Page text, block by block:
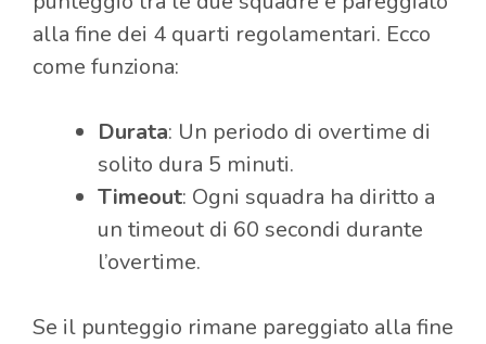
alla fine dei 4 quarti regolamentari. Ecco
come funziona:
Durata: Un periodo di overtime di
solito dura 5 minuti.
Timeout: Ogni squadra ha diritto a
un timeout di 60 secondi durante
l’overtime.
Se il punteggio rimane pareggiato alla fine